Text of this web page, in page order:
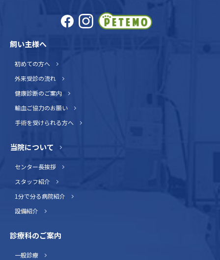
飼い主様へ
初めての方へ
外来受診の流れ
健康診断のご案内
輸血ご協力のお願い
手術を受けられる方へ
当院について
センター長挨拶
スタッフ紹介
1分で分る病院紹介
設備紹介
診療科のご案内
一般診療